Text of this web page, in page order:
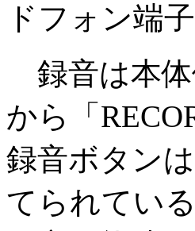
ドフォン端
録音は本体
から「
録音ボタン
てられてい